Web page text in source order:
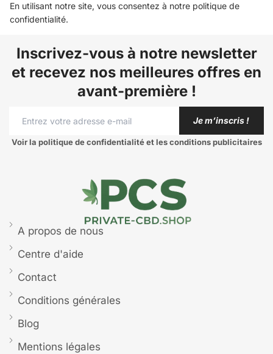
En utilisant notre site, vous consentez à notre politique de
confidentialité.
Inscrivez-vous à notre newsletter
et recevez nos meilleures offres en
avant-première !
Je m’inscris !
Voir la politique de confidentialité et les conditions publicitaires
A propos de nous
Centre d'aide
Contact
Conditions générales
Blog
Mentions légales